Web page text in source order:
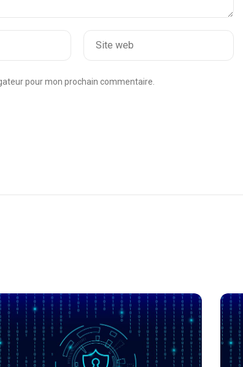
Site web
pour mon prochain commentaire.